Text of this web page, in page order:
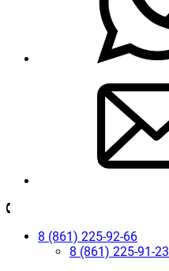
8 (861) 225-92-66
8 (861) 225-91-23